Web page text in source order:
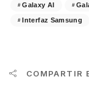
Galaxy AI
Interfaz Samsung
COMPARTIR